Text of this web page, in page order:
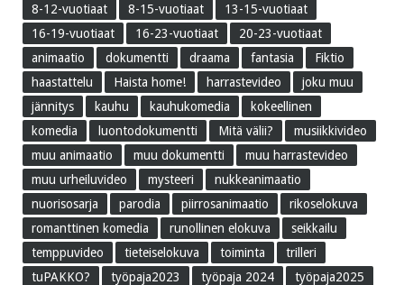
8-12-vuotiaat 8-15-vuotiaat
13-15-vuotiaat
16-19-vuotiaat
16-23-vuotiaat
20-23-vuotiaat
animaatio
dokumentti draama fantasia
Fiktio
haastattelu
Haista home! harrastevideo
joku muu
jännitys
kauhu kauhukomedia
kokeellinen
komedia
luontodokumentti Mitä välii?
musiikkivideo
muu animaatio
muu dokumentti
muu harrastevideo
muu urheiluvideo
mysteeri
nukkeanimaatio
nuorisosarja
parodia piirrosanimaatio
rikoselokuva
romanttinen komedia
runollinen elokuva
seikkailu
temppuvideo
tieteiselokuva toiminta
trilleri
tuPAKKO?
työpaja2023 työpaja 2024
työpaja2025